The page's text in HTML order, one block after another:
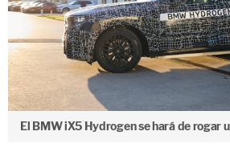
El BMW iX5 Hydrogen se hará de rogar